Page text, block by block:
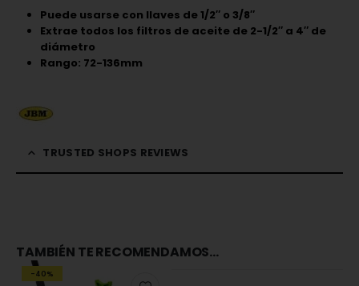
Puede usarse con llaves de 1/2″ o 3/8″
Extrae todos los filtros de aceite de 2-1/2″ a 4″ de
diámetro
Rango: 72-136mm
TRUSTED SHOPS REVIEWS
TAMBIÉN TE RECOMENDAMOS…
-40%